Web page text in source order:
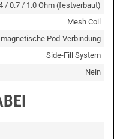
/ 0.7 / 1.0 Ohm (festverbaut)
Mesh Coil
magnetische Pod-Verbindung
Side-Fill System
Nein